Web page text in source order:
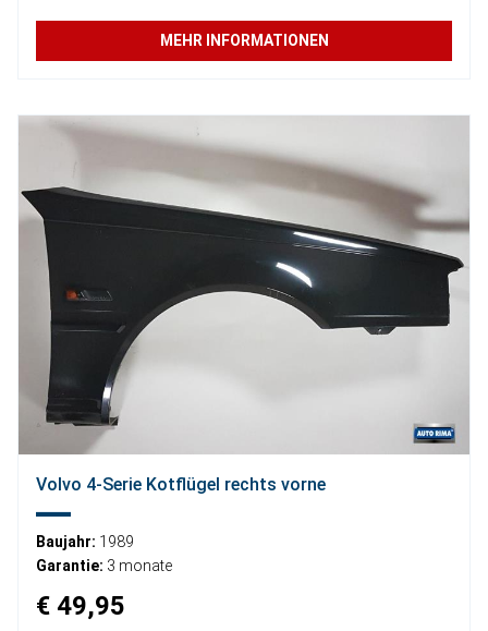
MEHR INFORMATIONEN
Volvo 4-Serie Kotflügel rechts vorne
Baujahr: 1989
Garantie: 3 monate
€ 49,95